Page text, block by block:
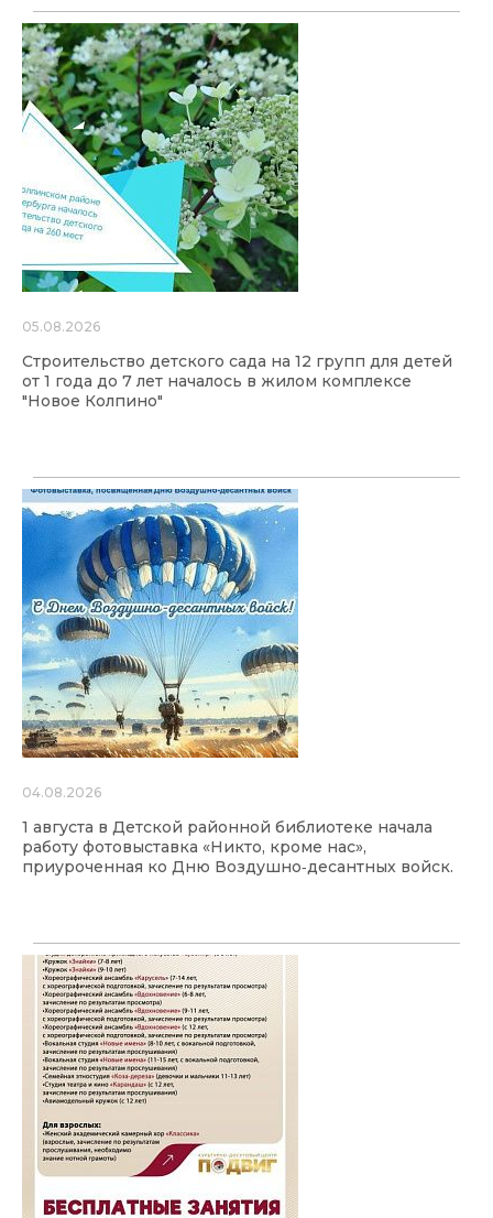
05.08.2026
Строительство детского сада на 12 групп для детей
от 1 года до 7 лет началось в жилом комплексе
"Новое Колпино"
04.08.2026
1 августа в Детской районной библиотеке начала
работу фотовыставка «Никто, кроме нас»,
приуроченная ко Дню Воздушно‑десантных войск.